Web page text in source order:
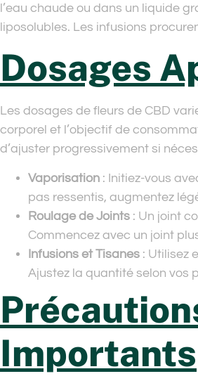
l’eau chaude ou dans un liquide
liposolubles. Les infusions
Dosages
Les dosages de fleurs de CBD
corporel et l’objectif de
d’ajuster progressivement si
Vaporisation : Initiez-vous
pas ressentis, augmentez
Roulage de Joints : Un joint
Commencez avec un joint
Infusions et Tisanes : Utilisez
Ajustez la quantité selon vos
Importants